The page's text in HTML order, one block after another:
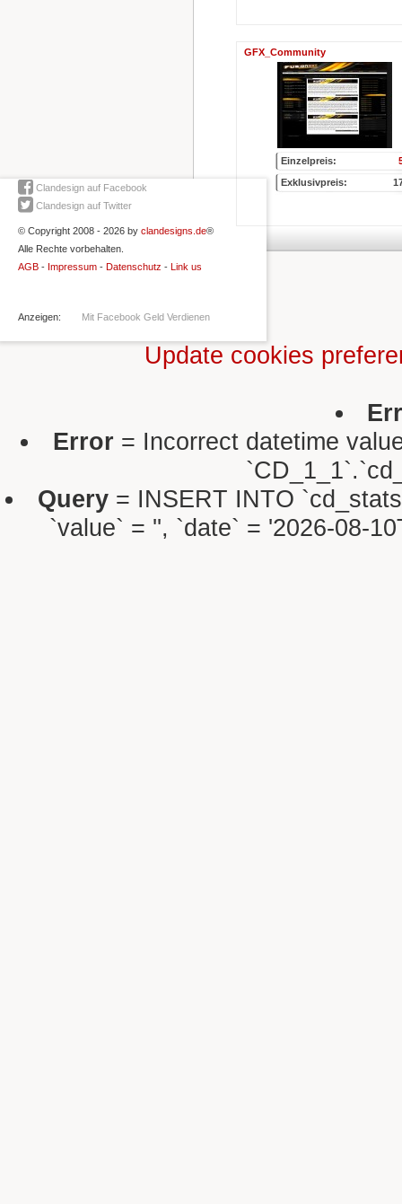
GFX_Community
Einzelpreis:
Exklusivpreis:
Clandesign auf Facebook
Clandesign auf Twitter
© Copyright 2008 - 2026 by clandesigns.de®
Alle Rechte vorbehalten.
AGB - Impressum - Datenschutz - Link us
Anzeigen: Mit Facebook Geld Verdienen
Update cookies
Error = Incorrect datetime
Query= INSERT INTO
`value` = '', `date` = '2026-08-